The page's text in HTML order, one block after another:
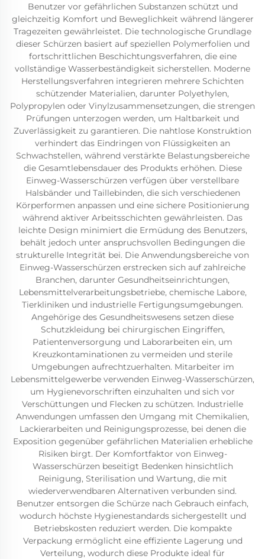
Benutzer vor gefährlichen Substanzen schützt und
gleichzeitig Komfort und Beweglichkeit während längerer
Tragezeiten gewährleistet. Die technologische Grundlage
dieser Schürzen basiert auf speziellen Polymerfolien und
fortschrittlichen Beschichtungsverfahren, die eine
vollständige Wasserbeständigkeit sicherstellen. Moderne
Herstellungsverfahren integrieren mehrere Schichten
schützender Materialien, darunter Polyethylen,
Polypropylen oder Vinylzusammensetzungen, die strengen
Prüfungen unterzogen werden, um Haltbarkeit und
Zuverlässigkeit zu garantieren. Die nahtlose Konstruktion
verhindert das Eindringen von Flüssigkeiten an
Schwachstellen, während verstärkte Belastungsbereiche
die Gesamtlebensdauer des Produkts erhöhen. Diese
Einweg-Wasserschürzen verfügen über verstellbare
Halsbänder und Taillebinden, die sich verschiedenen
Körperformen anpassen und eine sichere Positionierung
während aktiver Arbeitsschichten gewährleisten. Das
leichte Design minimiert die Ermüdung des Benutzers,
behält jedoch unter anspruchsvollen Bedingungen die
strukturelle Integrität bei. Die Anwendungsbereiche von
Einweg-Wasserschürzen erstrecken sich auf zahlreiche
Branchen, darunter Gesundheitseinrichtungen,
Lebensmittelverarbeitungsbetriebe, chemische Labore,
Tierkliniken und industrielle Fertigungsumgebungen.
Angehörige des Gesundheitswesens setzen diese
Schutzkleidung bei chirurgischen Eingriffen,
Patientenversorgung und Laborarbeiten ein, um
Kreuzkontaminationen zu vermeiden und sterile
Umgebungen aufrechtzuerhalten. Mitarbeiter im
Lebensmittelgewerbe verwenden Einweg-Wasserschürzen,
um Hygienevorschriften einzuhalten und sich vor
Verschüttungen und Flecken zu schützen. Industrielle
Anwendungen umfassen den Umgang mit Chemikalien,
Lackierarbeiten und Reinigungsprozesse, bei denen die
Exposition gegenüber gefährlichen Materialien erhebliche
Risiken birgt. Der Komfortfaktor von Einweg-
Wasserschürzen beseitigt Bedenken hinsichtlich
Reinigung, Sterilisation und Wartung, die mit
wiederverwendbaren Alternativen verbunden sind.
Benutzer entsorgen die Schürze nach Gebrauch einfach,
wodurch höchste Hygienestandards sichergestellt und
Betriebskosten reduziert werden. Die kompakte
Verpackung ermöglicht eine effiziente Lagerung und
Verteilung, wodurch diese Produkte ideal für